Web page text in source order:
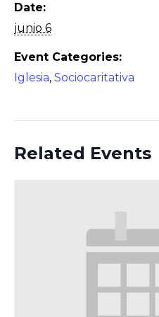
Date:
junio 6
Event Categories:
Iglesia, Sociocaritativa
Related Events